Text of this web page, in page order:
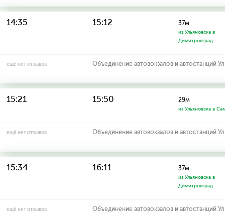
14:35 15:12 37м
из Ульяновска в
Димитровград
ещё нет отзывов Объединение автовокзалов и автостанций
15:21 15:50 29м
из Ульяновска в
ещё нет отзывов Объединение автовокзалов и автостанций
15:34 16:11 37м
из Ульяновска в
Димитровград
ещё нет отзывов Объединение автовокзалов и автостанций